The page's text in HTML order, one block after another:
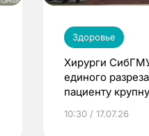
Здоровье
Хирурги
единого
пациенту
10:30 / 17.07.26